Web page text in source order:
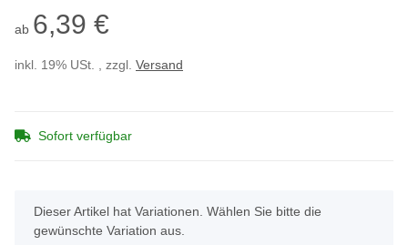
ab 6,39 €
inkl. 19% USt. , zzgl. Versand
Sofort verfügbar
x
Dieser Artikel hat Variationen. Wählen Sie bitte die
gewünschte Variation aus.